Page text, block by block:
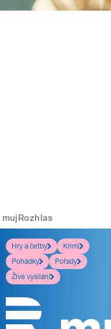
mujRozhlas
Hry a četby
Krimi
Pohádky
Pořady
Živé vysílání